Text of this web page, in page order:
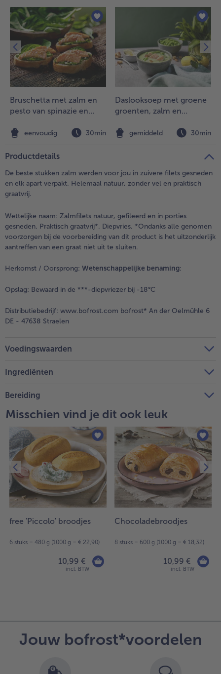
Bruschetta met zalm en
pesto van spinazie en
eenvoudig 30min
Daslooksoep met groene
groenten, zalm en
gemiddeld 30min
Productdetails
De beste stukken zalm werden voor jou in zuivere filets gesneden
en elk apart verpakt. Helemaal natuur, zonder vel en praktisch
graatvrij.
Wettelijke naam: Zalmfilets natuur, gefileerd en in porties
gesneden. Praktisch graatvrij*. Diepvries. *Ondanks alle genomen
voorzorgen bij de voorbereiding van dit product is het uitzonderlijk
aantreffen van een graat niet uit te sluiten.
Herkomst / Oorsprong: Wetenschappelijke benaming:
Opslag: Bewaard in de ***-diepvriezer bij -18°C
Distributiebedrijf: www.bofrost.com bofrost* An der Oelmühle 6
DE - 47638 Straelen
Voedingswaarden
Ingrediënten
Bereiding
Misschien vind je dit ook leuk
free 'Piccolo' broodjes
6 stuks = 480 g (1000 g = € 22,90)
10,99 €
incl. BTW
Chocoladebroodjes
8 stuks = 600 g (1000 g = € 18,32)
10,99 €
incl. BTW
Jouw bofrost*voordelen